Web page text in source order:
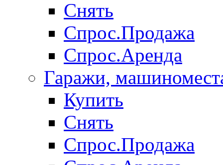
Снять
Спрос.Продажа
Спрос.Аренда
Гаражи,
Купить
Снять
Спрос.Продажа